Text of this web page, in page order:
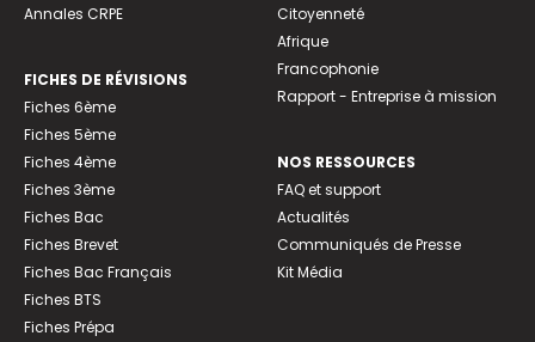
Annales CRPE
FICHES DE RÉVISIONS
Fiches 6ème
Fiches 5ème
Fiches 4ème
Fiches 3ème
Fiches Bac
Fiches Brevet
Fiches Bac Français
Fiches BTS
Fiches Prépa
Citoyenneté
Afrique
Francophonie
Rapport - Entreprise à mission
NOS RESSOURCES
FAQ et support
Actualités
Communiqués de Presse
Kit Média